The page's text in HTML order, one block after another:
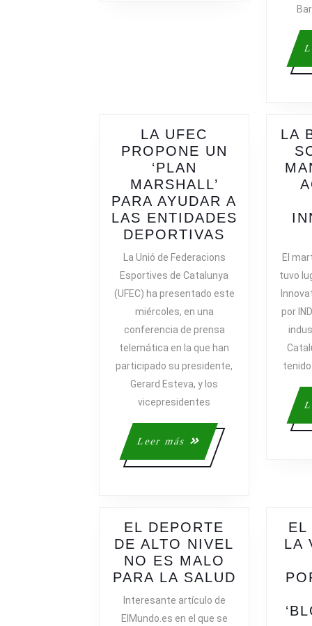
LA UFEC
PROPONE UN
‘PLAN
MARSHALL’
PARA AYUDAR A
LAS ENTIDADES
DEPORTIVAS
UN
‘PLAN
MARSHALL’
AYUDAR
A
La Unió de Federacions
Esportives de Catalunya
(UFEC) ha presentado este
miércoles, en una
conferencia de prensa
telemática en la que han
participado su presidente,
Gerard Esteva, y los
vicepresidentes
Leer más
Leer
más
LA
El
tuvo
por
EL DEPORTE
DE ALTO NIVEL
NO ES MALO
PARA LA SALUD
Interesante artículo de
ElMundo.es en el que se
EL
LA